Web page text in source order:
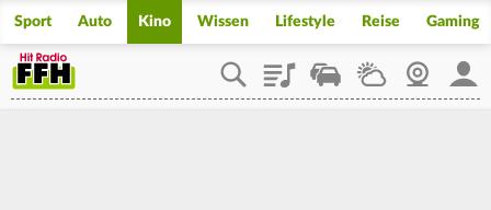
Sport Auto Kino Wissen Lifestyle Reise Gaming
PlaylistStaupilotWetterWebcam